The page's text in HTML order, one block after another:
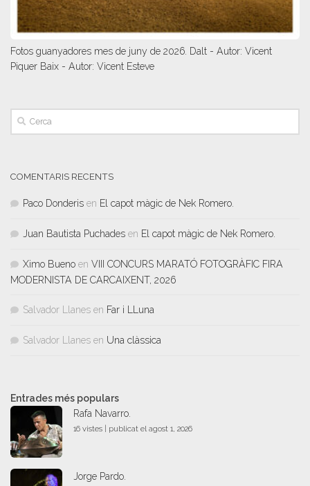
Fotos guanyadores mes de juny de 2026. Dalt - Autor: Vicent
Piquer Baix - Autor: Vicent Esteve
COMENTARIS RECENTS
Paco Donderis en El capot màgic de Nek Romero.
Juan Bautista Puchades en El capot màgic de Nek Romero.
Ximo Bueno en VIII CONCURS MARATÓ FOTOGRÀFIC FIRA
MODERNISTA DE CARCAIXENT, 2026
Salvador Llanes en Far i LLuna
Salvador Llanes en Una clàssica
Entrades més populars
Rafa Navarro.
16 vistes publicat el agost 1, 2026
Jorge Pardo.